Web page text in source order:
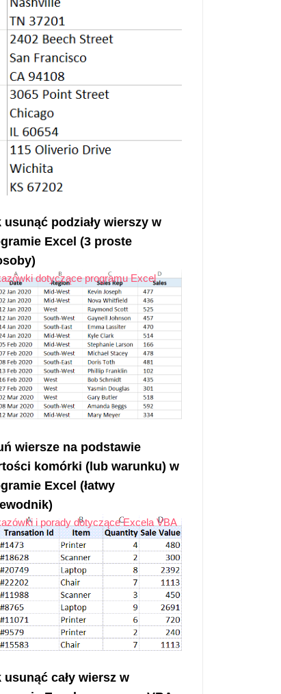
usunąć podziały wierszy w
Excel (3 proste
dotyczące programu Excel
wiersze na podstawie
komórki (lub warunku) w
Excel (łatwy
i porady dotyczące Excela VBA
usunąć cały wiersz w